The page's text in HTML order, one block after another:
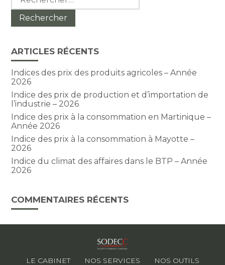
ARTICLES RÉCENTS
Indices des prix des produits agricoles – Année
2026
Indice des prix de production et d’importation de
l’industrie – 2026
Indice des prix à la consommation en Martinique –
Année 2026
Indice des prix à la consommation à Mayotte –
2026
Indice du climat des affaires dans le BTP – Année
2026
COMMENTAIRES RÉCENTS
Footer
LE CABINET NOS SERVICES NOS OUTILS